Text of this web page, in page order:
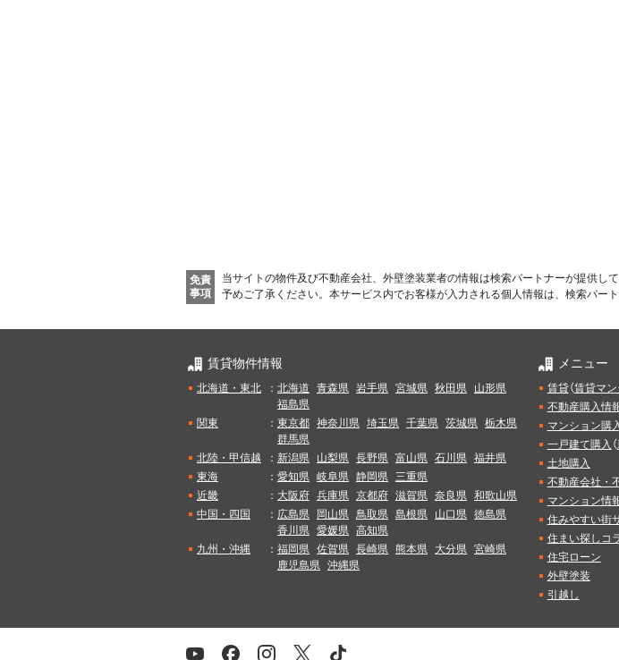
免責
事項
当サイトの物件及び不動産会社、外壁塗装業者の情報は検索パートナーが提供
予めご了承ください。 本サービス内でお客様が入力される個人情報は、検索パー
賃貸物件情報
北海道・東北 ： 北海道 青森県 岩手県 宮城県 秋田県
山形県
福島県
関東
： 東京都 神奈川県 埼玉県 千葉県 茨城県 栃木県
群馬県
北陸・甲信越
： 新潟県 山梨県 長野県 富山県 石川県 福井県
東海
： 愛知県 岐阜県 静岡県 三重県
近畿
： 大阪府 兵庫県 京都府 滋賀県 奈良県 和歌山県
中国・四国
： 広島県 岡山県 鳥取県 島根県 山口県 徳島県
香川県 愛媛県 高知県
九州・沖縄
： 福岡県 佐賀県 長崎県 熊本県 大分県 宮崎県
鹿児島県 沖縄県
メニュー
賃貸（賃貸マ
不動産購入情
マンション購
一戸建て購入 （
土地購入
不動産会社・
マンション情
住みやすい街
住まい探しコ
住宅ローン
外壁塗装
引越し